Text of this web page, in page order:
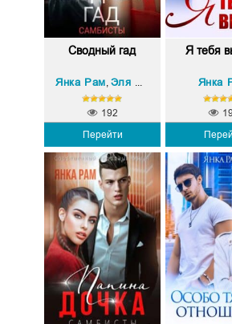
Сводный гад
Янка Рам, Эля Пылаева
Перейти
192
Я тебя
Янка